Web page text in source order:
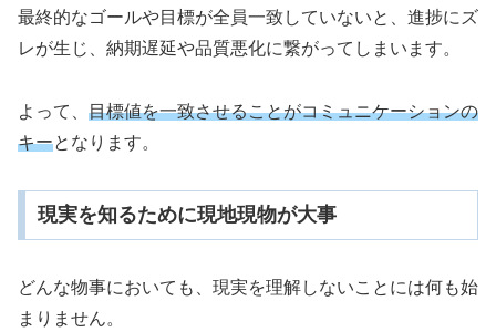
最終的なゴールや目標が全員一致していないと、進捗にズ
レが生じ、納期遅延や品質悪化に繋がってしまいます。
よって、 目標値を一致させることがコミュニケーションの
キーとなります。
現実を知るために現地現物が大事
どんな物事においても、現実を理解しないことには何も始
まりません。